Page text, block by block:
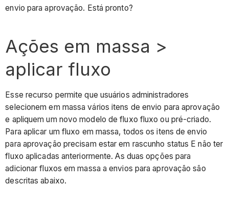
Opção
em
massa
dos
de
envios
para
aprovação
Opção
2:
ações
em
envio para aprovação. Está pronto?
Ações em massa >
aplicar fluxo
Esse recurso permite que usuários administradores
selecionem em massa vários itens de envio para aprovação
e apliquem um novo modelo de fluxo fluxo ou pré-criado.
Para aplicar um fluxo em massa, todos os itens de envio
para aprovação precisam estar em rascunho status E não ter
fluxo aplicadas anteriormente. As duas opções para
adicionar fluxos em massa a envios para aprovação são
descritas abaixo.